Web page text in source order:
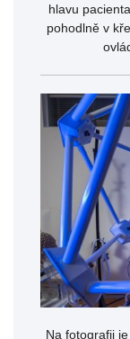
hlavu
pohodlně v
Na fotografii